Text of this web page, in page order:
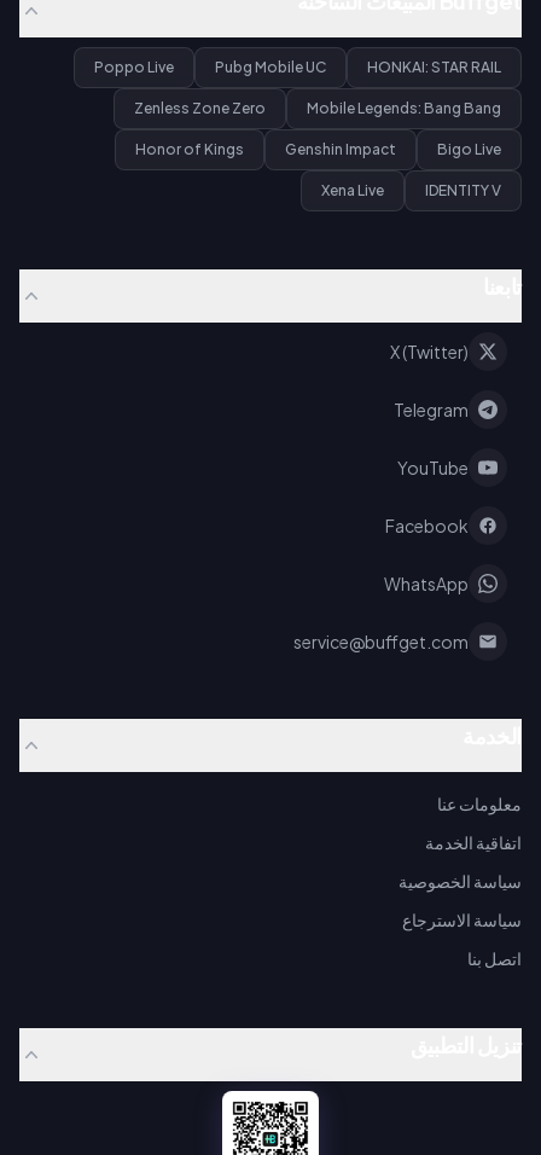
HONKAI: STAR RAIL
Pubg Mobile UC
Poppo Live
Mobile Legends: Bang Bang
Zenless Zone Zero
Bigo Live
Genshin Impact
Honor of Kings
IDENTITY V
Xena Live
X (Twitter)
Telegram
YouTube
Facebook
WhatsApp
service@buffget.com
معلومات عنا
اتفاقية الخدمة
سياسة الخصوصية
سياسة الاسترجاع
اتصل بنا